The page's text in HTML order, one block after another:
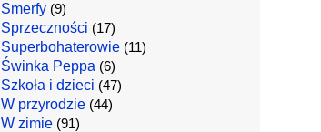
Smerfy(9)
Sprzeczności (17)
Superbohaterowie(11)
Świnka Peppa (6)
Szkoła i dzieci (47)
W przyrodzie(44)
W zimie(91)